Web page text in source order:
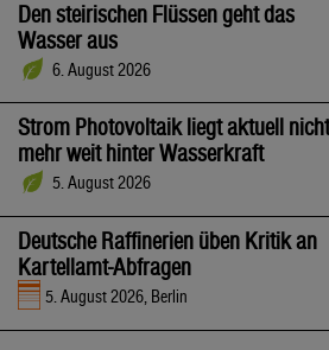
Den steirischen Flüssen geht das
Wasser aus
6. August 2026
Strom Photovoltaik liegt aktuell nicht
mehr weit hinter Wasserkraft
5. August 2026
Deutsche Raffinerien üben Kritik an
Kartellamt-Abfragen
5. August 2026, Berlin